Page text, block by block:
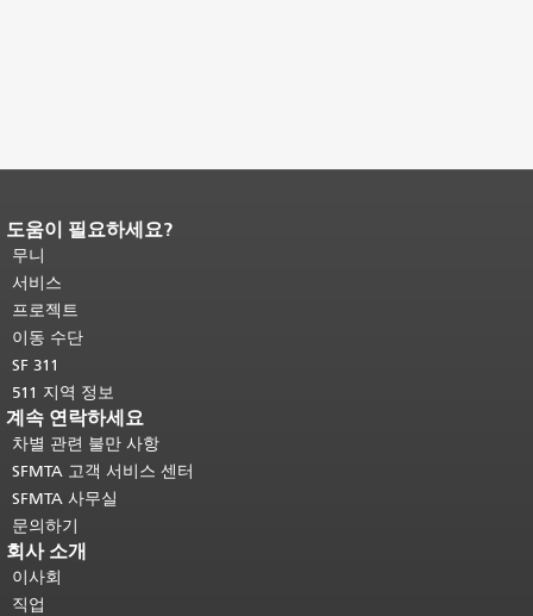
페이지 내용 끝입니다.이 페이지의 나
머지 내용은 모든 페이지에 반복됩니
다.메인 콘텐츠 상단으로 돌아가려면
여기를 클릭하십시오
도움이 필요하세요?
무니
서비스
프로젝트
이동 수단
SF 311
511 지역 정보
계속 연락하세요
차별 관련 불만 사항
SFMTA 고객 서비스 센터
SFMTA 사무실
문의하기
회사 소개
이사회
직업